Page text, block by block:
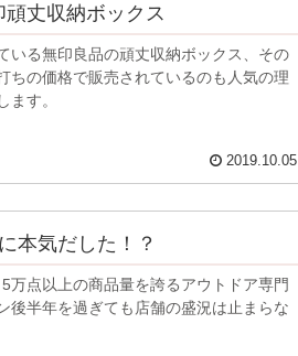
丈収納ボックス
いる無印良品の頑丈収納ボックス、その
ちの価格で販売されているのも人気の理
ます。
2019.10.05
本気だした！？
万点以上の商品量を誇るアウトドア専門
後半年を過ぎても店舗の盛況は止まらな